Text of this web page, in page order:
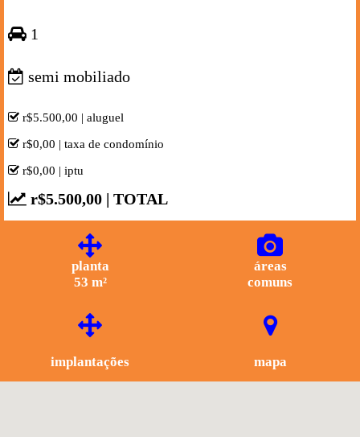
1
semi mobiliado
r$5.500,00 | aluguel
r$0,00 | taxa de condomínio
r$0,00 | iptu
r$5.500,00 | TOTAL
planta
53 m²
áreas
comuns
implantações mapa